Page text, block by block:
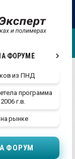
ФОРУМЕ
из ПНД
программа
г.в.
рынке
ФОРУМ